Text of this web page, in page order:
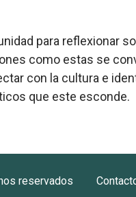
para reflexionar
como estas se
con la cultura e
que este esconde.
reservados